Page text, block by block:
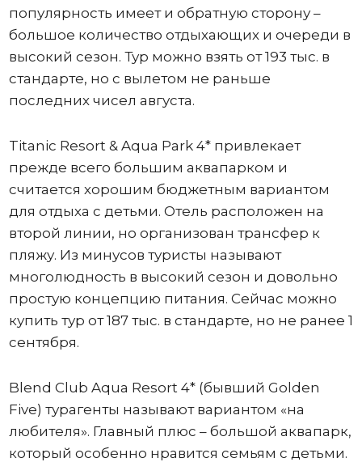
популярность имеет и обратную сторону –
большое количество отдыхающих и очереди в
высокий сезон. Тур можно взять от 193 тыс. в
стандарте, но с вылетом не раньше
последних чисел августа.
Titanic Resort & Aqua Park 4* привлекает
прежде всего большим аквапарком и
считается хорошим бюджетным вариантом
для отдыха с детьми. Отель расположен на
второй линии, но организован трансфер к
пляжу. Из минусов туристы называют
многолюдность в высокий сезон и довольно
простую концепцию питания. Сейчас можно
купить тур от 187 тыс. в стандарте, но не ранее 1
сентября.
Blend Club Aqua Resort 4* (бывший Golden
Five) турагенты называют вариантом «на
любителя». Главный плюс – большой аквапарк,
который особенно нравится семьям с детьми.